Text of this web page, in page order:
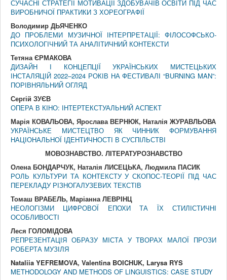
СУЧАСНІ СТРАТЕГІЇ МОТИВАЦІЇ ЗДОБУВАЧІВ ОСВІТИ ПІД ЧАС
ВИРОБНИЧОЇ ПРАКТИКИ З ХОРЕОГРАФІЇ
Володимир ДЬЯЧЕНКО
ДО ПРОБЛЕМИ МУЗИЧНОЇ ІНТЕРПРЕТАЦІЇ: ФІЛОСОФСЬКО-
ПСИХОЛОГІЧНИЙ ТА АНАЛІТИЧНИЙ КОНТЕКСТИ
Тетяна ЄРМАКОВА
ДИЗАЙН І КОНЦЕПЦІЇ УКРАЇНСЬКИХ МИСТЕЦЬКИХ
ІНСТАЛЯЦІЙ 2022–2024 РОКІВ НА ФЕСТИВАЛІ “BURNING MAN”:
ПОРІВНЯЛЬНИЙ ОГЛЯД
Сергій ЗУЄВ
ОПЕРА В КІНО: ІНТЕРТЕКСТУАЛЬНИЙ АСПЕКТ
Марія КОВАЛЬОВА, Ярослава ВЕРНЮК, Наталія ЖУРАВЛЬОВА
УКРАЇНСЬКЕ МИСТЕЦТВО ЯК ЧИННИК ФОРМУВАННЯ
НАЦІОНАЛЬНОЇ ІДЕНТИЧНОСТІ В СУСПІЛЬСТВІ
МОВОЗНАВСТВО. ЛIТЕРАТУРОЗНАВСТВО
Олена БОНДАРЧУК, Наталія ЛИСЕЦЬКА, Людмила ПАСИК
РОЛЬ КУЛЬТУРИ ТА КОНТЕКСТУ У СКОПОС-ТЕОРІЇ ПІД ЧАС
ПЕРЕКЛАДУ РІЗНОГАЛУЗЕВИХ ТЕКСТІВ
Томаш ВРАБЕЛЬ, Маріанна ЛЕВРІНЦ
НЕОЛОГІЗМИ ЦИФРОВОЇ ЕПОХИ ТА ЇХ СТИЛІСТИЧНІ
ОСОБЛИВОСТІ
Леся ГОЛОМІДОВА
РЕПРЕЗЕНТАЦІЯ ОБРАЗУ МІСТА У ТВОРАХ МАЛОЇ ПРОЗИ
РОБЕРТА МУЗІЛЯ
Nataliia YEFREMOVA, Valentina BOICHUK, Larysa RYS
METHODOLOGY AND METHODS OF LINGUISTICS: CASE STUDY